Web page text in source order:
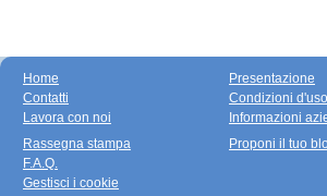
Home
Contatti
Lavora con noi
Presentazione
Condizioni d'uso
Informazioni
Rassegna stampa
F.A.Q.
Gestisci i cookie
Proponi il tuo